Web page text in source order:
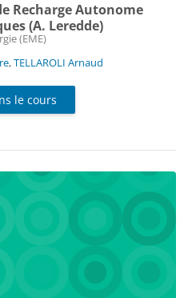
Recharge Autonome
(A. Leredde)
(EME)
,TELLAROLI Arnaud
le cours